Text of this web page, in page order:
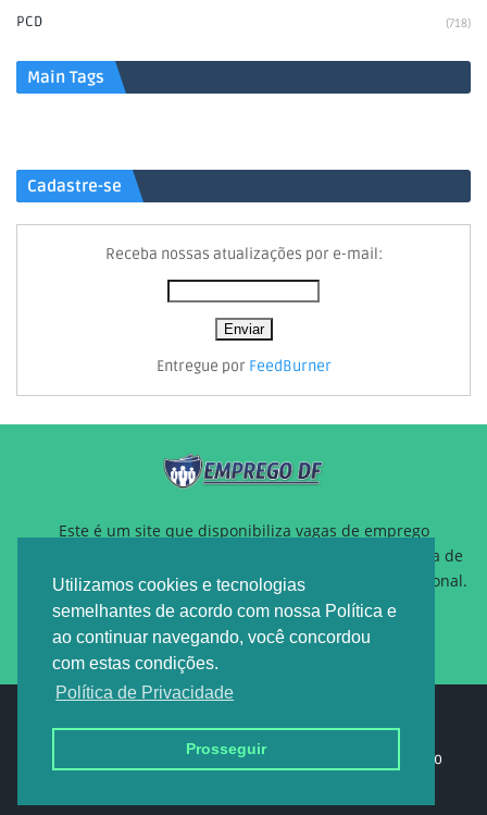
Utilizamos cookies e tecnologias
semelhantes de acordo com nossa Política e
ao continuar navegando, você concordou
com estas condições.
Política de Privacidade
Prosseguir
PCD (718)
Main Tags
Cadastre-se
Receba nossas atualizações por e-mail:
Entregue por FeedBurner
Este é um site que disponibiliza vagas de emprego
gratuitamente para auxiliar pessoas que estão a procura de
um novo emprego ou querem reposicionamento profissional.
Política de privacidade
Contato